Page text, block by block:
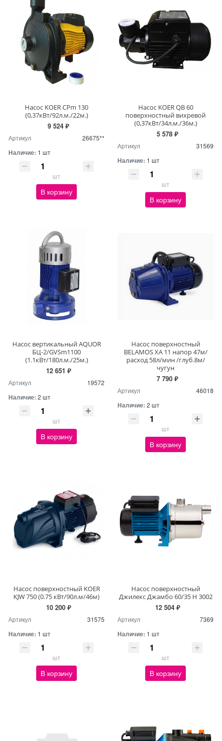
Насос KOER CPm 130
(0,37кВт/92л.м./22м.)
9 524 ₽
Артикул 26675**
Наличие: 1 шт
шт
В корзину
Насос KOER QB 60
поверхностный вихревой
(0,37кВт/34л.м./36м.)
5 578 ₽
Артикул 31569
Наличие: 1 шт
шт
В корзину
Насос вертикальный AQUOR
БЦ-2/GVSm1100
(1.1кВт/180л.м./25м.)
12 651 ₽
Артикул 19572
Наличие: 2 шт
шт
В корзину
Насос поверхностный
BELAMOS XA 11 напор 47м/
расход 58л/мин /глуб.8м/
чугун
7 790 ₽
Артикул 46018
Наличие: 2 шт
шт
В корзину
Насос поверхностный KOER
KJW 750 (0.75 кВт/90л.м/46м)
10 200 ₽
Артикул 31575
Наличие: 1 шт
шт
В корзину
Насос поверхностный
Джилекс Джамбо 60/35 Н 3002
12 504 ₽
Артикул 7369
Наличие: 1 шт
шт
В корзину